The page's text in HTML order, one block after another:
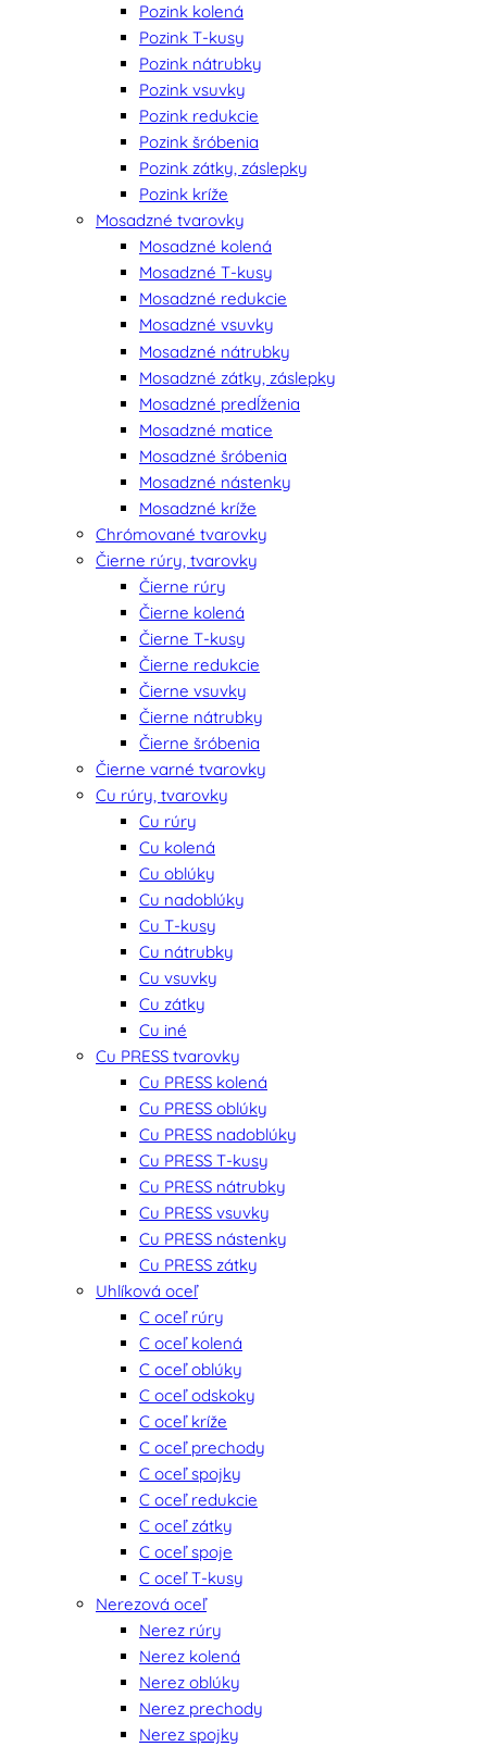
Pozink kolená
Pozink T-kusy
Pozink nátrubky
Pozink vsuvky
Pozink redukcie
Pozink šróbenia
Pozink zátky, záslepky
Pozink kríže
Mosadzné tvarovky
Mosadzné kolená
Mosadzné T-kusy
Mosadzné redukcie
Mosadzné vsuvky
Mosadzné nátrubky
Mosadzné zátky, záslepky
Mosadzné predĺženia
Mosadzné matice
Mosadzné šróbenia
Mosadzné nástenky
Mosadzné kríže
Chrómované tvarovky
Čierne rúry, tvarovky
Čierne rúry
Čierne kolená
Čierne T-kusy
Čierne redukcie
Čierne vsuvky
Čierne nátrubky
Čierne šróbenia
Čierne varné tvarovky
Cu rúry, tvarovky
Cu rúry
Cu kolená
Cu oblúky
Cu nadoblúky
Cu T-kusy
Cu nátrubky
Cu vsuvky
Cu zátky
Cu iné
Cu PRESS tvarovky
Cu PRESS kolená
Cu PRESS oblúky
Cu PRESS nadoblúky
Cu PRESS T-kusy
Cu PRESS nátrubky
Cu PRESS vsuvky
Cu PRESS nástenky
Cu PRESS zátky
Uhlíková oceľ
C oceľ rúry
C oceľ kolená
C oceľ oblúky
C oceľ odskoky
C oceľ kríže
C oceľ prechody
C oceľ spojky
C oceľ redukcie
C oceľ zátky
C oceľ spoje
C oceľ T-kusy
Nerezová oceľ
Nerez rúry
Nerez kolená
Nerez oblúky
Nerez prechody
Nerez spojky